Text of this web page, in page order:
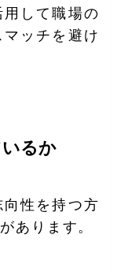
して職場の
ッチを避け
るか
性を持つ方
あります。